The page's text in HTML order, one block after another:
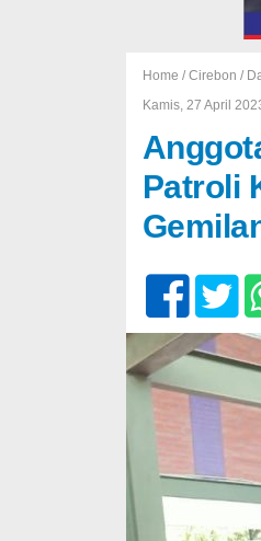
Home / Cirebon /
Kamis, 27 April
Patroli